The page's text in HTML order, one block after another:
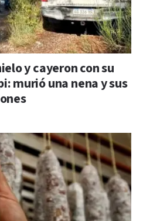
y cayeron con su
murió una nena y sus